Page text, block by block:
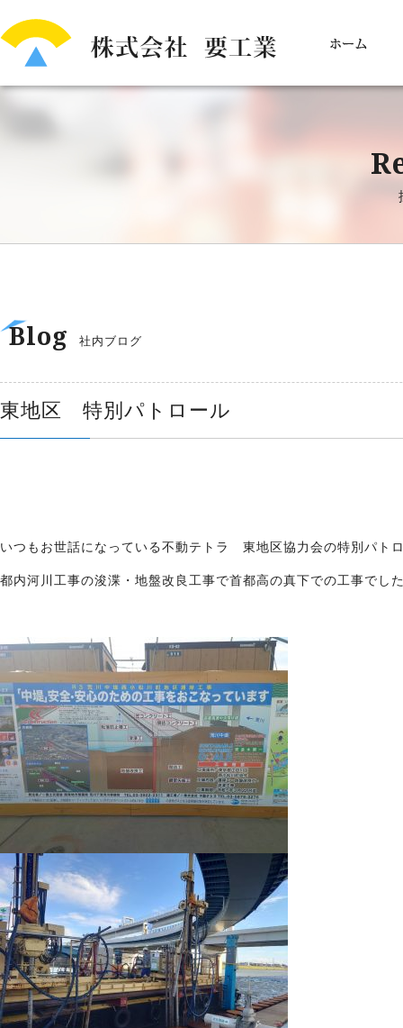
Blog 社内ブログ
東地区 特別パトロール
いつもお世話になっている不動テトラ 東地区協力会の特別パト
都内河川工事の浚渫・地盤改良工事で首都高の真下での工事でし